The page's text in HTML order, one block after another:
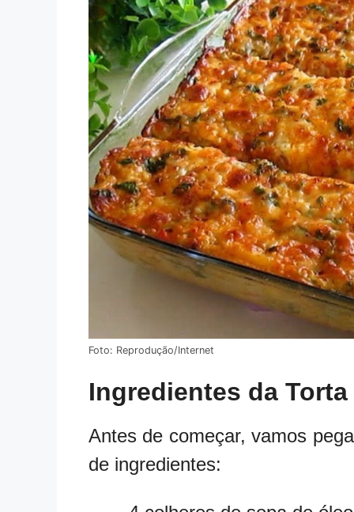
Foto: Reprodução/Internet
Ingredientes da
Antes de começar, vamos
de ingredientes: